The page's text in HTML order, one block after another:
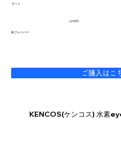
セット
ご購入はこ
各フレーバー
2,970円
​KENCOS(ケンコス) 水素